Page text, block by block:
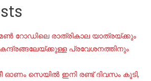
റോഡിലെ രാത്രികാല യാത്രയ്ക്കും
പ്രവേശനത്തിനും
ഓണം സെയില്‍ ഇനി രണ്ട് ദിവസം കൂടി,